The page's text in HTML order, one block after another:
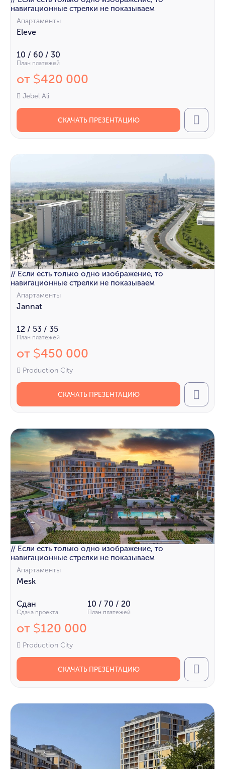
навигационные стрелки не показываем
Апартаменты
Eleve
10 / 60 / 30
План платежей
от $420 000
Jebel Ali
СКАЧАТЬ ПРЕЗЕНТАЦИЮ Call
// Если есть только одно изображение, то
навигационные стрелки не показываем
Апартаменты
Jannat
12 / 53 / 35
План платежей
от $450 000
Production City
СКАЧАТЬ ПРЕЗЕНТАЦИЮ Call
// Если есть только одно изображение, то
навигационные стрелки не показываем
Апартаменты
Mesk
Сдан
Сдача проекта
10 / 70 / 20
План платежей
от $120 000
Production City
СКАЧАТЬ ПРЕЗЕНТАЦИЮ Call